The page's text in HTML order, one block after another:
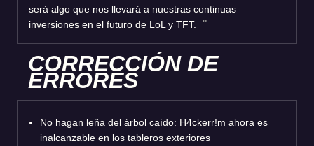
será algo que nos llevará a nuestras continuas
inversiones en el futuro de LoL y TFT.
CORRECCIÓN DE
ERRORES
No hagan leña del árbol caído: H4ckerr!m ahora es
inalcanzable en los tableros exteriores